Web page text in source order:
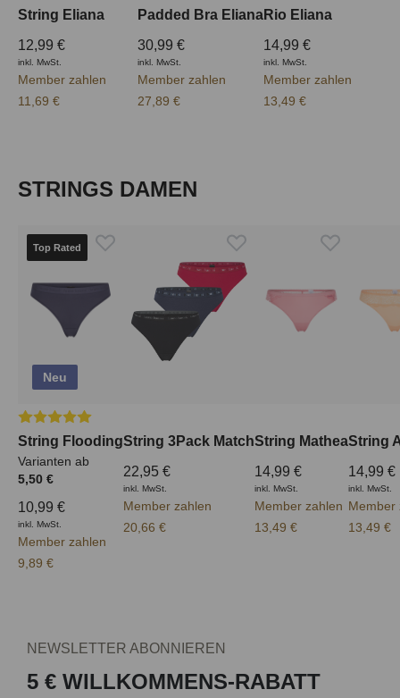
String Eliana
12,99 €
inkl. MwSt.
Member zahlen
11,69 €
Padded Bra Eliana
30,99 €
inkl. MwSt.
Member zahlen
27,89 €
Rio Eliana
14,99 €
inkl. MwSt.
Member zahlen
13,49 €
Produktgalerie überspringen
STRINGS DAMEN
Top Rated
Neu
Durchschnittliche Bewertung von 5 von 5 Sternen
String Flooding
Varianten ab
5,50 €
10,99 €
inkl. MwSt.
Member zahlen
9,89 €
String 3Pack Match
22,95 €
inkl. MwSt.
Member zahlen
20,66 €
String Mathea
14,99 €
inkl. MwSt.
Member zahlen
13,49 €
String
14,99 €
inkl. MwSt.
Member
13,49 €
NEWSLETTER ABONNIEREN
5 € WILLKOMMENS-RABATT